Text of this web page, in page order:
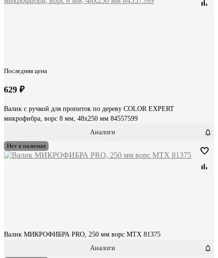
Последняя цена
629 ₽
Валик с ручкой для пропиток по дереву COLOR EXPERT
микрофибра, ворс 8 мм, 48x250 мм 84557599
Аналоги
Нет в наличии
Валик МИКРОФИБРА PRO, 250 мм ворс MTX 81375
Аналоги